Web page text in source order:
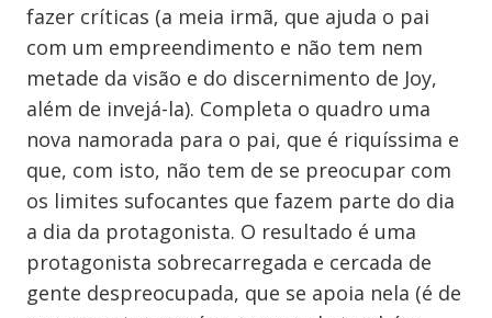
fazer críticas (a meia irmã, que ajuda o pai
com um empreendimento e não tem nem
metade da visão e do discernimento de Joy,
além de invejá-la). Completa o quadro uma
nova namorada para o pai, que é riquíssima e
que, com isto, não tem de se preocupar com
os limites sufocantes que fazem parte do dia
a dia da protagonista. O resultado é uma
protagonista sobrecarregada e cercada de
gente despreocupada, que se apoia nela (é de